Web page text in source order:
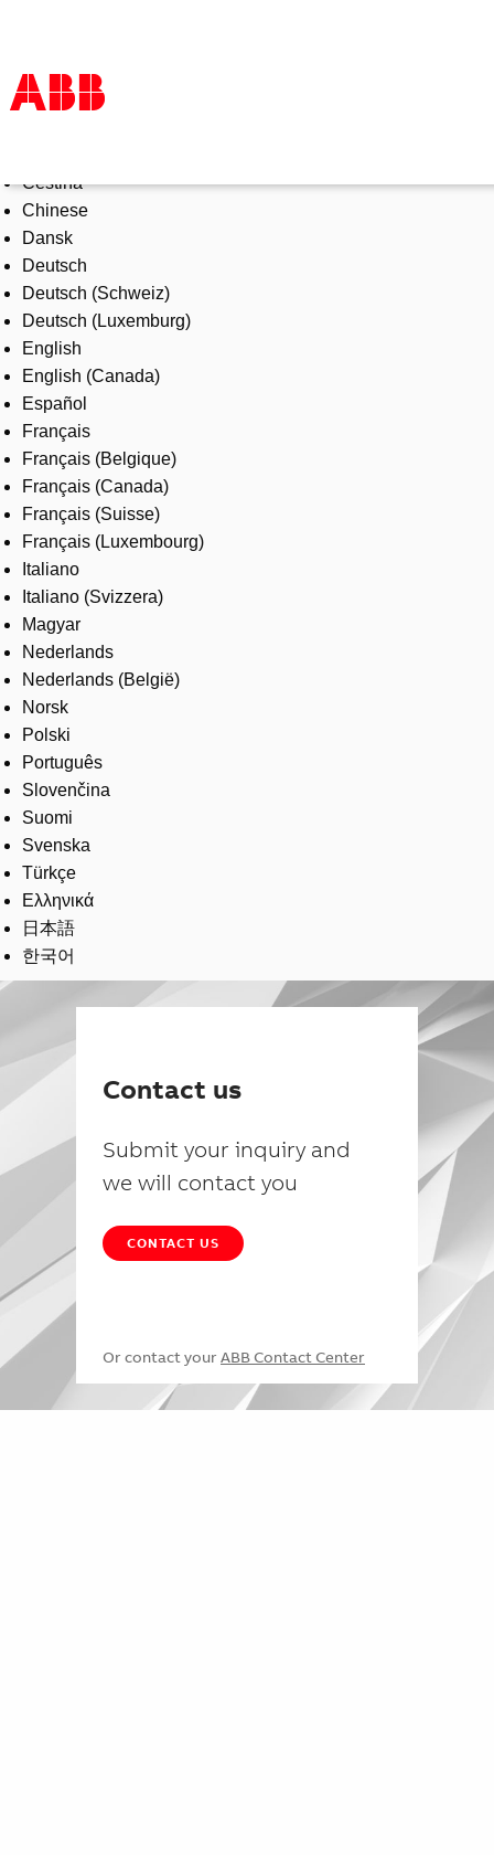
Products & Solutions
Industries
Services
About us
Where to buy
Contact us
Careers
Čeština
Chinese
Dansk
Deutsch
Deutsch (Schweiz)
Deutsch (Luxemburg)
English
English (Canada)
Español
Français
Français (Belgique)
Français (Canada)
Français (Suisse)
Français (Luxembourg)
Italiano
Italiano (Svizzera)
Magyar
Nederlands
Nederlands (België)
Norsk
Polski
Português
Slovenčina
Suomi
Svenska
Türkçe
Ελληνικά
日本語
한국어
Contact us
Submit your inquiry and
we will contact you
CONTACT US
Or contact your ABB Contact Center